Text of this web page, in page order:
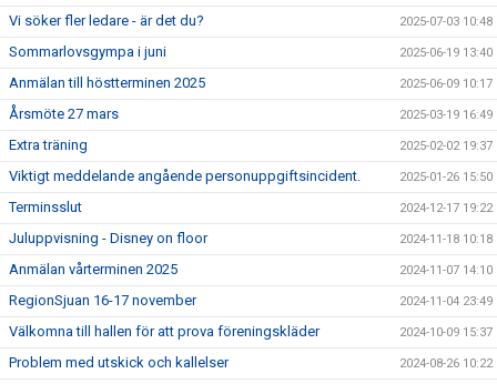
Vi söker fler ledare - är det du? 2025-07-03 10:48
Sommarlovsgympa i juni 2025-06-19 13:40
Anmälan till höstterminen 2025 2025-06-09 10:17
Årsmöte 27 mars 2025-03-19 16:49
Extra träning 2025-02-02 19:37
Viktigt meddelande angående personuppgiftsincident. 2025-01-26 15:50
Terminsslut 2024-12-17 19:22
Juluppvisning - Disney on floor 2024-11-18 10:18
Anmälan vårterminen 2025 2024-11-07 14:10
RegionSjuan 16-17 november 2024-11-04 23:49
Välkomna till hallen för att prova föreningskläder 2024-10-09 15:37
Problem med utskick och kallelser 2024-08-26 10:22